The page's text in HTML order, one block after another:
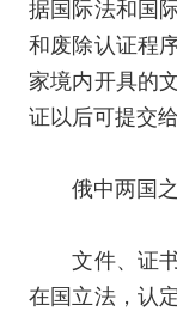
据国际法和国
和废除认证程
家境内开具的
证以后可提交
俄中两国之
文件、证书
在国立法，认